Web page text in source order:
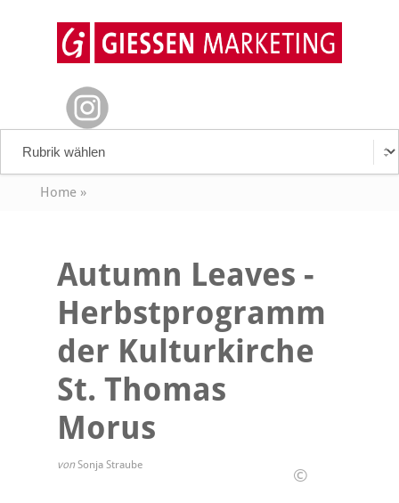
Home»
Autumn Leaves -
Herbstprogramm
der Kulturkirche
St. Thomas
Morus
von Sonja Straube ©